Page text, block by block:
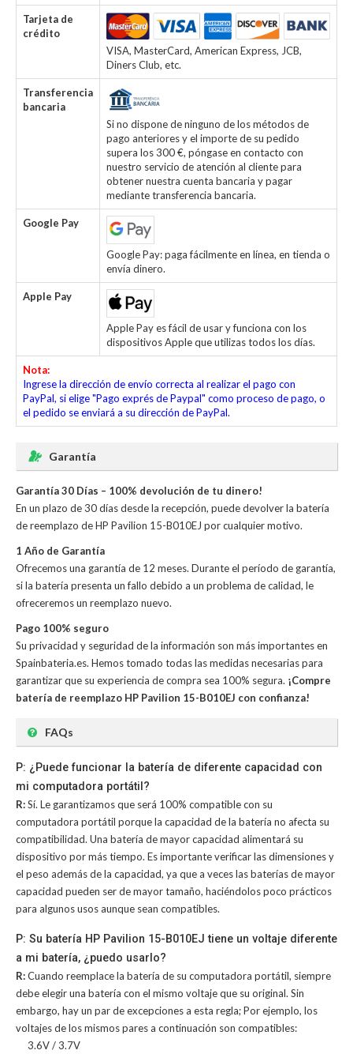
Tarjeta de
crédito
VISA, MasterCard, American Express, JCB,
Diners Club, etc.
Transferencia
bancaria
Si no dispone de ninguno de los métodos de
pago anteriores y el importe de su pedido
supera los 300 €, póngase en contacto con
nuestro servicio de atención al cliente para
obtener nuestra cuenta bancaria y pagar
mediante transferencia bancaria.
Google Pay
Google Pay: paga fácilmente en línea, en tienda o
envía dinero.
Apple Pay
Apple Pay es fácil de usar y funciona con los
dispositivos Apple que utilizas todos los días.
Nota:
Ingrese la dirección de envío correcta al realizar el pago con
PayPal, si elige "Pago exprés de Paypal" como proceso de pago, o
el pedido se enviará a su dirección de PayPal.
Garantía
Garantía 30 Días – 100% devolución de tu dinero!
En un plazo de 30 días desde la recepción, puede devolver la batería
de reemplazo de HP Pavilion 15-B010EJ por cualquier motivo.
1 Año de Garantía
Ofrecemos una garantía de 12 meses. Durante el período de garantía,
si la batería presenta un fallo debido a un problema de calidad, le
ofreceremos un reemplazo nuevo.
Pago 100% seguro
Su privacidad y seguridad de la información son más importantes en
Spainbateria.es. Hemos tomado todas las medidas necesarias para
garantizar que su experiencia de compra sea 100% segura. ¡Compre
batería de reemplazo HP Pavilion 15-B010EJ con confianza!
FAQs
P: ¿Puede funcionar la batería de diferente capacidad con
mi computadora portátil?
R:Sí. Le garantizamos que será 100% compatible con su
computadora portátil porque la capacidad de la batería no afecta su
compatibilidad. Una batería de mayor capacidad alimentará su
dispositivo por más tiempo. Es importante verificar las dimensiones y
el peso además de la capacidad, ya que a veces las baterías de mayor
capacidad pueden ser de mayor tamaño, haciéndolos poco prácticos
para algunos usos aunque sean compatibles.
P: Su batería HP Pavilion 15-B010EJ tiene un voltaje diferente
a mi batería, ¿puedo usarlo?
R:Cuando reemplace la batería de su computadora portátil, siempre
debe elegir una batería con el mismo voltaje que su original. Sin
embargo, hay un par de excepciones a esta regla; Por ejemplo, los
voltajes de los mismos pares a continuación son compatibles:
3.6V / 3.7V